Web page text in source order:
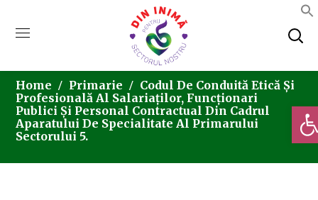
Home Primarie
Codul De Conduită Etică Și
Profesională Al Salariaților, Funcționari
Publici Și Personal Contractual Din Cadrul
Aparatului De Specialitate Al Primarului
Sectorului 5.